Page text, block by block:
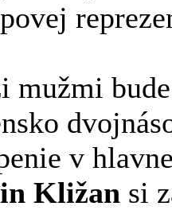
mužmi
v
Kližan si